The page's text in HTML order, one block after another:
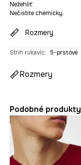
Nežehliť.
Nečistite chemicky.
Rozmery
Strih rukavíc: 5-prstové
Rozmery
Podobné produkty